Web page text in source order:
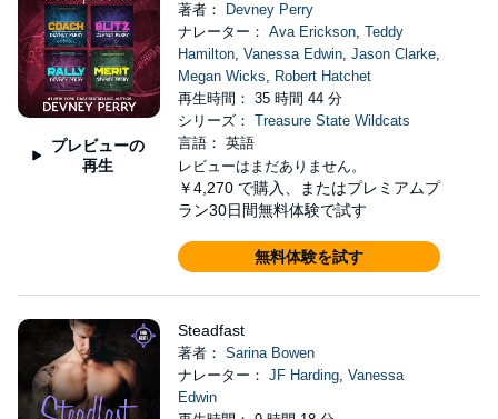
プレビューの
再生
著者：
Devney Perry
ナレーター： Ava Erickson, Teddy
Hamilton, Vanessa Edwin, Jason Clarke,
Megan Wicks, Robert Hatchet
再生時間： 35 時間 44 分
シリーズ： Treasure State Wildcats
言語： 英語
レビューはまだありません。
￥4,270 で購入、またはプレミアムプ
ラン30日間無料体験で試す
無料体験を試す
Steadfast
著者： Sarina Bowen
ナレーター： JF Harding, Vanessa
Edwin